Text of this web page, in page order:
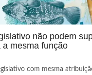
não podem
a mesma função
com mesma